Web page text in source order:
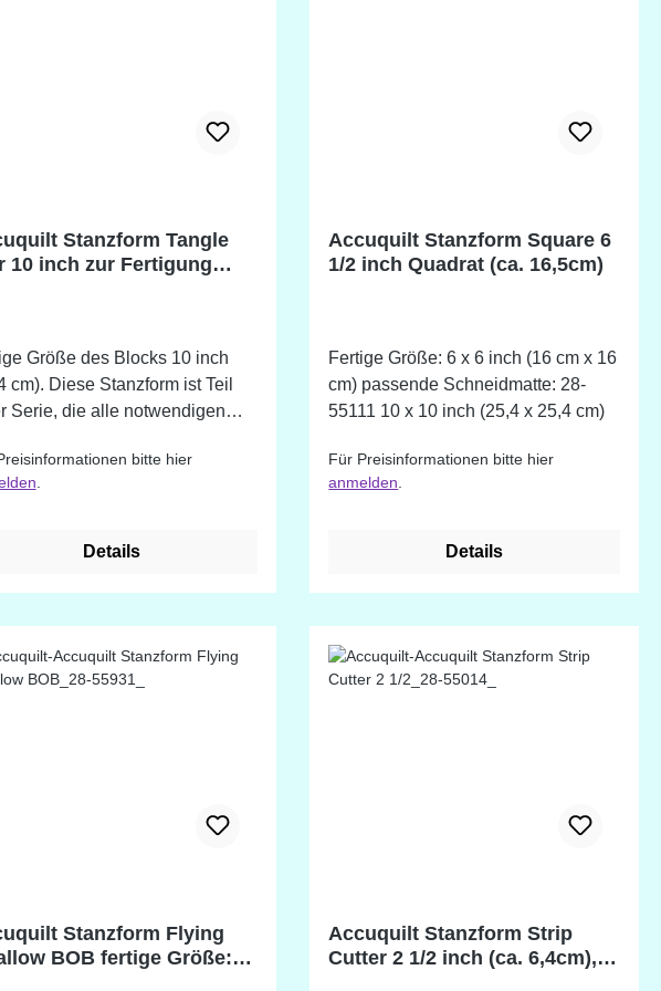
Stanzform Tangle
10 inch zur Fertigung
Größe des Blocks 10 inch
Stanzform ist Teil
Serie, die alle notwendigen
kompletten Block zu erstellen.
nennt dieses System BOB
28-55138 6 x 24 inch
GO! und GO! Me®.
bitte hier
Details
Accuquilt Stanzform Square 6
1/2 inch Quadrat (ca. 16,5cm)
Fertige Größe: 6 x 6 inch (16 cm x 16
cm) passende Schneidmatte: 28-
55111 10 x 10 inch (25,4 x 25,4 cm)
Für Preisinformationen bitte hier
anmelden
Details
Stanzform Flying
BOB fertige Größe:
Accuquilt Stanzform Strip
Cutter 2 1/2 inch (ca. 6,4cm),